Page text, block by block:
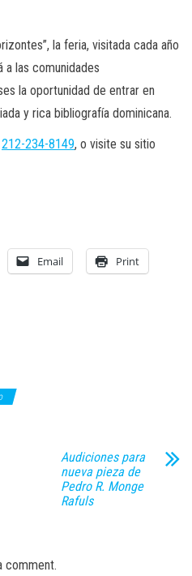
la feria, visitada cada año
las comunidades
la oportunidad de entrar en
y rica bibliografía dominicana.
212-234-8149, o visite su sitio
Email Print
Audiciones para
nueva pieza de
Pedro R. Monge
Rafuls
comment.